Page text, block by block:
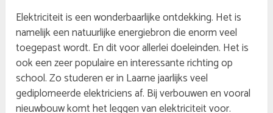
Elektriciteit is een wonderbaarlijke ontdekking. Het is
namelijk een natuurlijke energiebron die enorm veel
toegepast wordt. En dit voor allerlei doeleinden. Het is
ook een zeer populaire en interessante richting op
school. Zo studeren er in Laarne jaarlijks veel
gediplomeerde elektriciens af. Bij verbouwen en vooral
nieuwbouw komt het leggen van elektriciteit voor.